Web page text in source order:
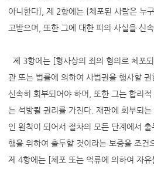
아니한다], 제 2항에는 [체포된 사람은 누
고받으며, 또한 그에 대한 피의 사실을 신
제 3항에는 [형사상의 죄의 혐의로 체포
관 또는 법률에 의하여 사법권을 행사할 권
신속히 회부되어야 하며, 또한 그는 합리
는 석방될 권리를 가진다. 재판에 회부되
인 원칙이 되어서 절차의 모든 단계에서
행을 위하여 출두할 것이라는 보증을 조건
제 4항에는 [체포 또는 억류에 의하여 자유